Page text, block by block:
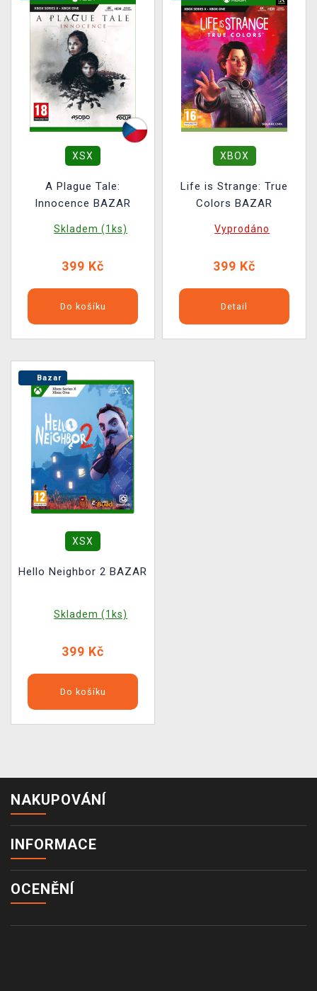
XSX
A Plague Tale:
Innocence BAZAR
Skladem (1ks)
399 Kč
Do košíku
XBOX
Life is Strange: True
Colors BAZAR
Vyprodáno
399 Kč
Detail
Bazar
XSX
Hello Neighbor 2 BAZAR
Skladem (1ks)
399 Kč
Do košíku
NAKUPOVÁNÍ
INFORMACE
OCENĚNÍ